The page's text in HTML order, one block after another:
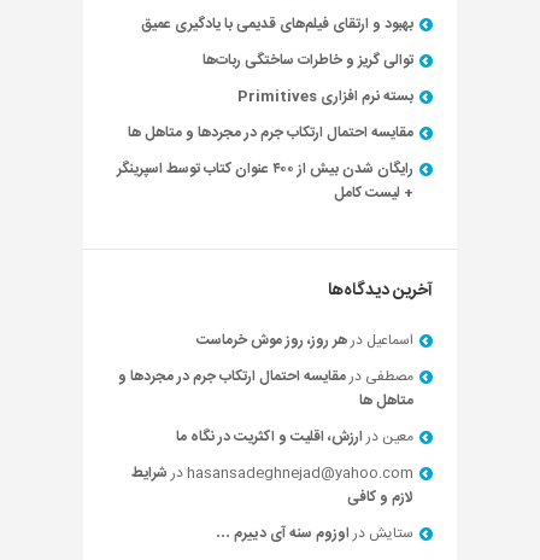
بهبود و ارتقای فیلم‌های قدیمی با یادگیری عمیق
توالی گریز و خاطرات ساختگی ربات‌ها
بسته نرم افزاری Primitives
مقایسه احتمال ارتکاب جرم در مجردها و متاهل ها
رایگان شدن بیش از ۴۰۰ عنوان کتاب توسط اسپرینگر
+ لیست کامل
آخرین دیدگاه‌ها
اسماعیل درهر روز، روز موش خرماست
مصطفی درمقایسه احتمال ارتکاب جرم در مجردها و
متاهل ها
معین درارزش، اقلیت و اکثریت در نگاه ما
hasansadeghnejad@yahoo.com درشرایط
لازم و کافی
ستایش دراوزوم سنه آی دییرم …